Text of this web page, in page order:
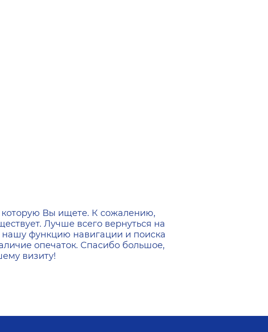
Вы ищете. К сожалению,
Лучше всего вернуться на
функцию навигации и поиска
опечаток. Спасибо большое,
визиту!